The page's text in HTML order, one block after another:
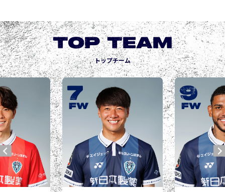
TOP TEAM
トップチーム
9
FW
城後 寿
JOGO Hisashi
10
FW